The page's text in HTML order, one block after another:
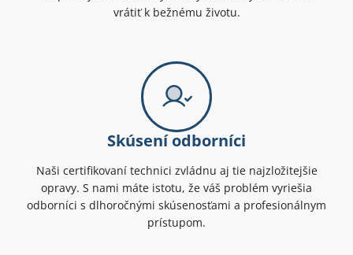
vrátiť k bežnému životu.
Skúsení odborníci
Naši certifikovaní technici zvládnu aj tie najzložitejšie
opravy. S nami máte istotu, že váš problém vyriešia
odborníci s dlhoročnými skúsenosťami a profesionálnym
prístupom.